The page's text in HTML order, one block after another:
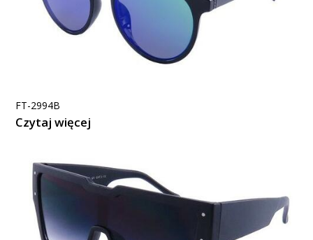
FT-2994B
Czytaj więcej